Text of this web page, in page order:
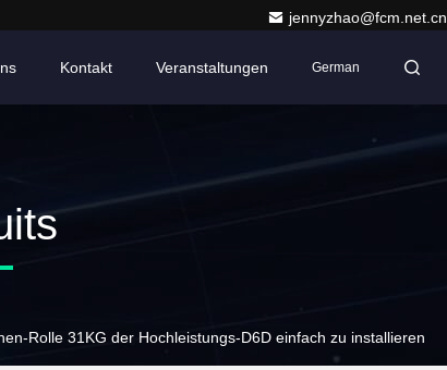
jennyzhao@fcm.net.cn
Kontakt Veranstaltungen German
Rolle 31KG der Hochleistungs-D6D einfach zu installieren